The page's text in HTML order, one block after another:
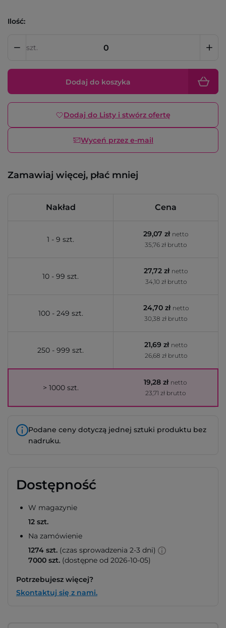
Ilość:
szt.
Dodaj do koszyka
Dodaj do Listy i stwórz ofertę
Wyceń przez e-mail
Zamawiaj więcej, płać mniej
Nakład Cena
1 - 9 szt.
29,07 zł netto
35,76 zł brutto
10 - 99 szt.
27,72 zł netto
34,10 zł brutto
100 - 249 szt.
24,70 zł netto
30,38 zł brutto
250 - 999 szt.
21,69 zł netto
26,68 zł brutto
> 1000 szt.
19,28 zł netto
23,71 zł brutto
Podane ceny dotyczą jednej sztuki produktu bez
nadruku.
Dostępność
W magazynie
12 szt.
Na zamówienie
1274 szt. (czas sprowadzenia 2-3 dni)
7000 szt. (dostępne od 2026-10-05)
Potrzebujesz więcej?
Skontaktuj się z nami.